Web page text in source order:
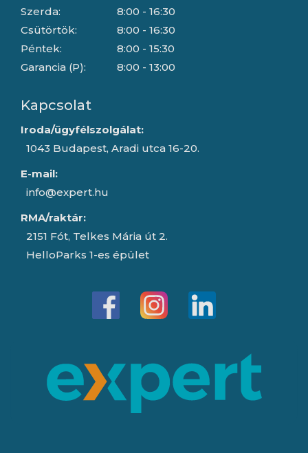
Szerda:
Csütörtök:
Péntek:
Garancia (P):
8:00 - 16:30
8:00 - 16:30
8:00 - 15:30
8:00 - 13:00
Kapcsolat
Iroda/ügyfélszolgálat:
1043 Budapest, Aradi utca 16-20.
E-mail:
info@expert.hu
RMA/raktár:
2151 Fót, Telkes Mária út 2.
HelloParks 1-es épület